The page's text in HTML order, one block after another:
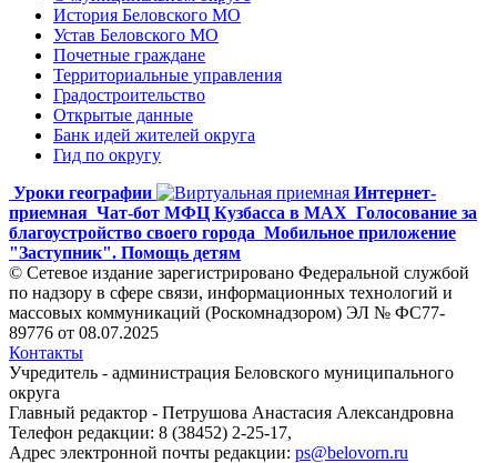
История Беловского МО
Устав Беловского МО
Почетные граждане
Территориальные управления
Градостроительство
Открытые данные
Банк идей жителей округа
Гид по округу
Уроки географии
Интернет-
приемная Чат-бот МФЦ Кузбасса в MAX Голосование за
благоустройство своего города Мобильное приложение
"Заступник". Помощь детям
© Сетевое издание зарегистрировано Федеральной службой
по надзору в сфере связи, информационных технологий и
массовых коммуникаций (Роскомнадзором) ЭЛ № ФС77-
89776 от 08.07.2025
Контакты
Учредитель - администрация Беловского муниципального
округа
Главный редактор - Петрушова Анастасия Александровна
Телефон редакции: 8 (38452) 2-25-17,
Адрес электронной почты редакции: ps@belovorn.ru